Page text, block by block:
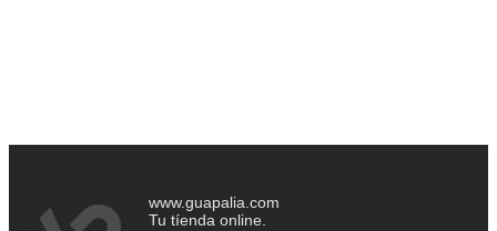
www.guapalia.com
Tu tíenda online.